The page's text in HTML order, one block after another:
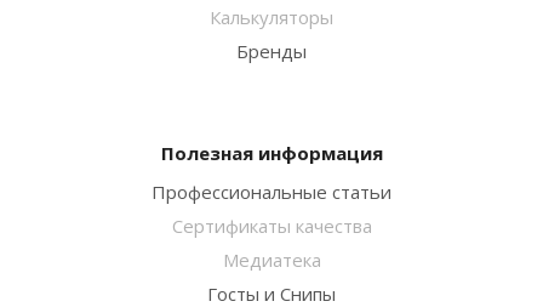
Калькуляторы
Бренды
Полезная информация
Профессиональные статьи
Сертификаты качества
Медиатека
Госты и Снипы